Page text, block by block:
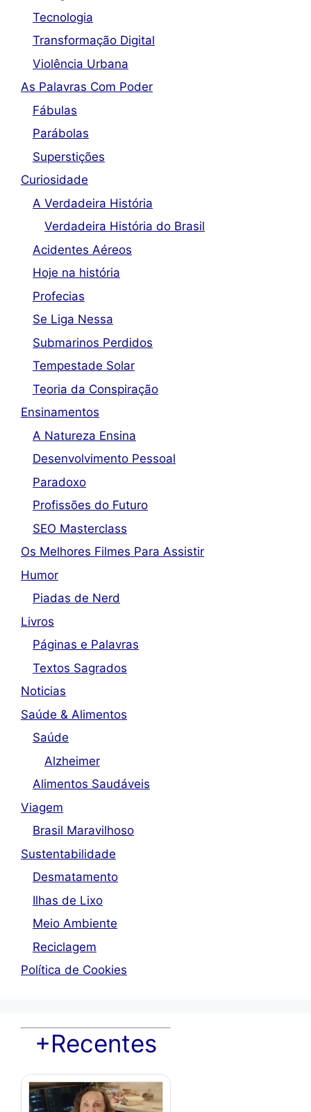
Tecnologia
Transformação Digital
Violência Urbana
As Palavras Com Poder
Fábulas
Parábolas
Superstições
Curiosidade
A Verdadeira História
Verdadeira História do Brasil
Acidentes Aéreos
Hoje na história
Profecias
Se Liga Nessa
Submarinos Perdidos
Tempestade Solar
Teoria da Conspiração
Ensinamentos
A Natureza Ensina
Desenvolvimento Pessoal
Paradoxo
Profissões do Futuro
SEO Masterclass
Os Melhores Filmes Para Assistir
Humor
Piadas de Nerd
Livros
Páginas e Palavras
Textos Sagrados
Noticias
Saúde & Alimentos
Saúde
Alzheimer
Alimentos Saudáveis
Viagem
Brasil Maravilhoso
Sustentabilidade
Desmatamento
Ilhas de Lixo
Meio Ambiente
Reciclagem
Política de Cookies
+Recentes